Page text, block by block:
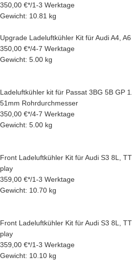
350,00 €*/1-3 Werktage
Gewicht: 10.81 kg
Upgrade Ladeluftkühler Kit für Audi A4,
350,00 €*/4-7 Werktage
Gewicht: 5.00 kg
Ladeluftkühler kit für Passat 3BG 5B GP
51mm Rohrdurchmesser
350,00 €*/4-7 Werktage
Gewicht: 5.00 kg
Front Ladeluftkühler Kit für Audi S3 8L,
play
359,00 €*/1-3 Werktage
Gewicht: 10.70 kg
Front Ladeluftkühler Kit für Audi S3 8L,
play
359,00 €*/1-3 Werktage
Gewicht: 10.10 kg